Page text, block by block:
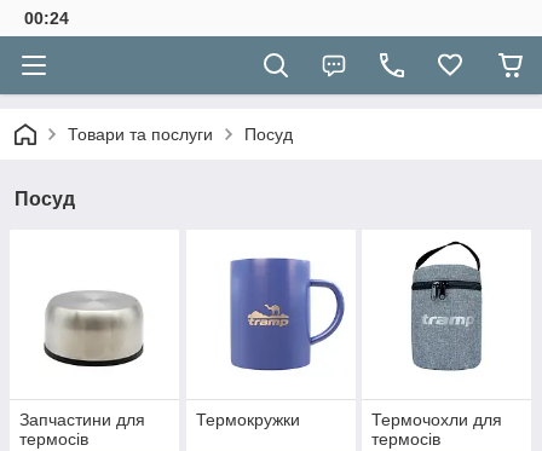
00:24
Товари та послуги Посуд
Посуд
Запчастини для
термосів
Термокружки
Термочохли для
термосів